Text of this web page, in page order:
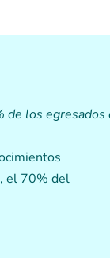
de los egresados
el 70% del